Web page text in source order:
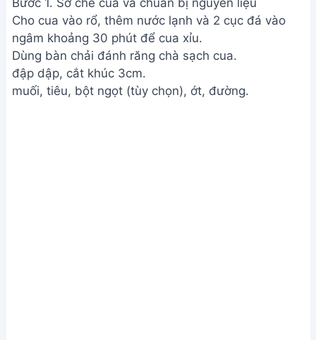
Bước 1. Sơ chế cua và chuẩn bị nguyên liệu
Cho cua vào rổ, thêm nước lạnh và 2 cục đá vào
ngâm khoảng 30 phút để cua xỉu.
Dùng bàn chải đánh răng chà sạch cua.
đập dập, cắt khúc 3cm.
muối, tiêu, bột ngọt (tùy chọn), ớt, đường.